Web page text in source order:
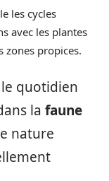
les cycles
avec les plantes
zones propices.
quotidien
la faune
nature